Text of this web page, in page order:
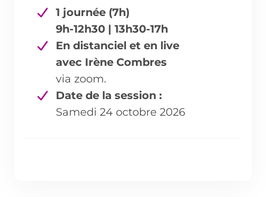
1 journée (7h)
9h-12h30 | 13h30-17h
En distanciel et en live
avec Irène Combres
via zoom.
Date de la session :
Samedi 24 octobre 2026